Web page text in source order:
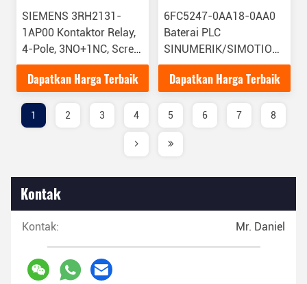
SIEMENS 3RH2131-
1AP00 Kontaktor Relay,
4-Pole, 3NO+1NC, Screw
Terminal, AC Circuit
Terpadu
Dapatkan Harga Terbaik
6FC5247-0AA18-0AA0
Baterai PLC
SINUMERIK/SIMOTION
asli cocok untuk
MMC/NCU/CCU
Dapatkan Harga Terbaik
1 2 3 4 5 6 7 8
Kontak
Kontak: Mr. Daniel